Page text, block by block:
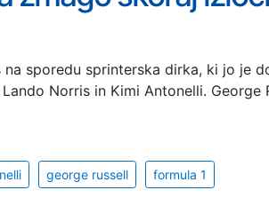
na sporedu sprinterska dirka, ki jo je
Norris in Kimi Antonelli. George
george russell formula 1